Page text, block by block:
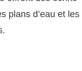
plans d’eau et les